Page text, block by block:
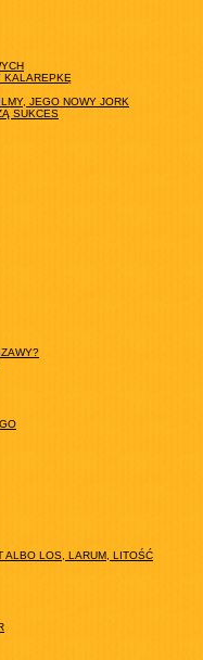
KALAREPKĘ
JEGO NOWY JORK
SUKCES
ALBO LOS, LARUM, LITOŚĆ